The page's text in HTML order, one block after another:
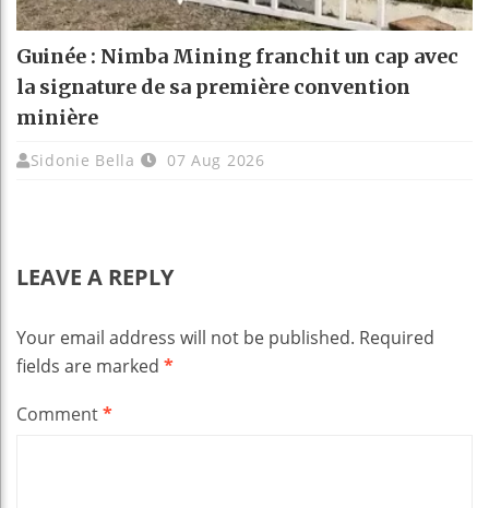
Guinée : Nimba Mining franchit un cap avec
la signature de sa première convention
minière
Sidonie Bella 07 Aug 2026
LEAVE A REPLY
Your email address will not be published. Required
fields are marked *
Comment*